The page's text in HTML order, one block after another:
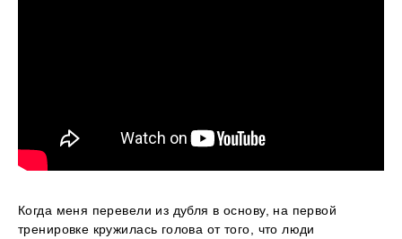
Когда меня перевели из дубля в основу, на первой
тренировке кружилась голова от того, что люди